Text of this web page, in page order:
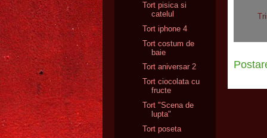
Tort pisica si
catelul
Tort iphone 4
Tort costum de
baie
Tort aniversar 2
Tort ciocolata cu
fructe
Tort "Scena de
lupta"
Tort poseta